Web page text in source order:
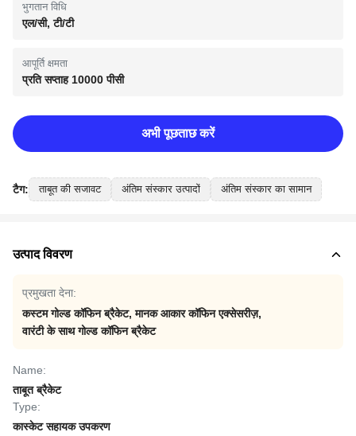
भुगतान विधि
एल/सी, टी/टी
आपूर्ति क्षमता
प्रति सप्ताह 10000 पीसी
अभी पूछताछ करें
टैग: ताबूत की सजावट अंतिम संस्कार उत्पादों अंतिम संस्कार का सामान
उत्पाद विवरण
प्रमुखता देना:
कस्टम गोल्ड कॉफिन ब्रैकेट,मानक आकार कॉफिन एक्सेसरीज़,
वारंटी के साथ गोल्ड कॉफिन ब्रैकेट
Name:
ताबूत ब्रैकेट
Type:
कास्केट सहायक उपकरण